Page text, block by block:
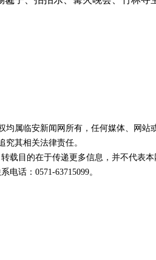
属临安新闻网所有，任何媒体、网
其相关法律责任。
目的在于传递更多信息，并不代表本
话：0571-63715099。